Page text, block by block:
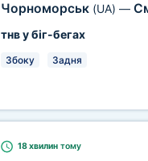
Чорноморськ (UA) —
тнв у біг-бегах
Збоку Задня
18 хвилинтому